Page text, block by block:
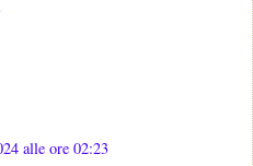
alle ore 02:23